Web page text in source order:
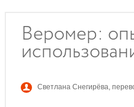
Веромер:
Светлана Снегирёва